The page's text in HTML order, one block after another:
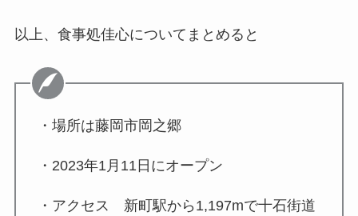
以上、食事処佳心についてまとめると
・場所は藤岡市岡之郷
・ 2023年1月11日 にオープン
・アクセス 新町駅から1,197mで十石街道